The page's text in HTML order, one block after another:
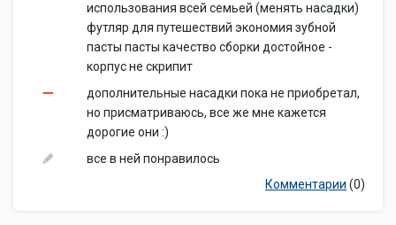
использования всей семьей (менять насадки)
футляр для путешествий экономия зубной
пасты пасты качество сборки достойное -
корпус не скрипит
дополнительные насадки пока не приобретал,
но присматриваюсь, все же мне кажется
дорогие они :)
все в ней понравилось
Комментарии (0)